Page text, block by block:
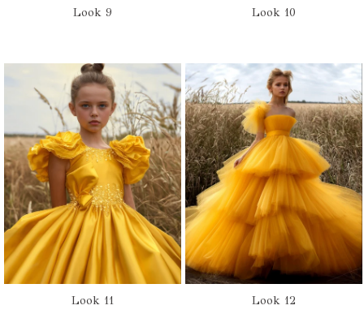
Look 9 Look 10
Look 11 Look 12